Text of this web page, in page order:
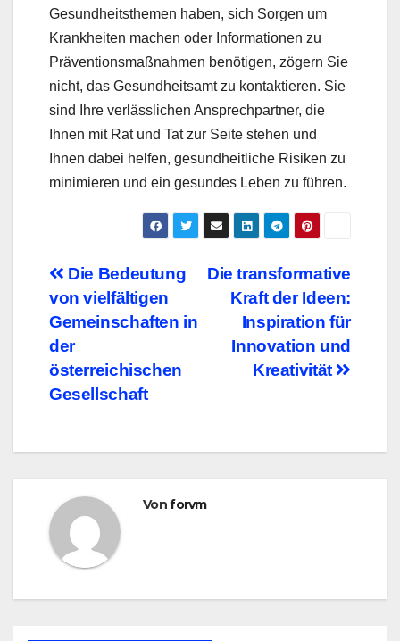
Gesundheitsthemen haben, sich Sorgen um
Krankheiten machen oder Informationen zu
Präventionsmaßnahmen benötigen, zögern Sie
nicht, das Gesundheitsamt zu kontaktieren. Sie
sind Ihre verlässlichen Ansprechpartner, die
Ihnen mit Rat und Tat zur Seite stehen und
Ihnen dabei helfen, gesundheitliche Risiken zu
minimieren und ein gesundes Leben zu führen.
Beitragsnavigation
Die transformative
Kraft der Ideen:
Inspiration für
Innovation und
Kreativität
Die Bedeutung
von vielfältigen
Gemeinschaften in
der
österreichischen
Gesellschaft
Vonforvm